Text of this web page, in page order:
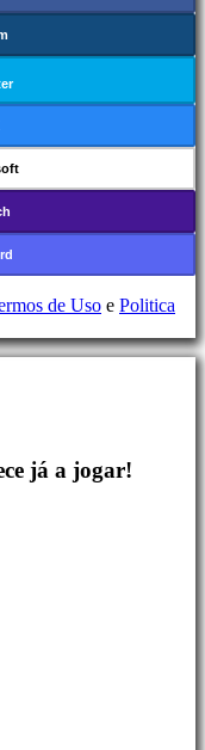
de Uso e Politica
já a jogar!